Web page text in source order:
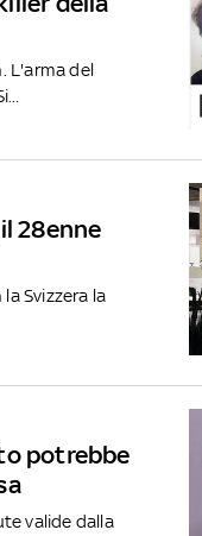
L'arma del
28enne
Svizzera la
potrebbe
valide dalla